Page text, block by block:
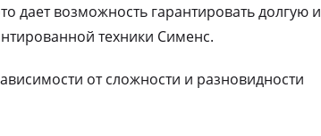
дает возможность гарантировать долгую и
техники Сименс.
от сложности и разновидности